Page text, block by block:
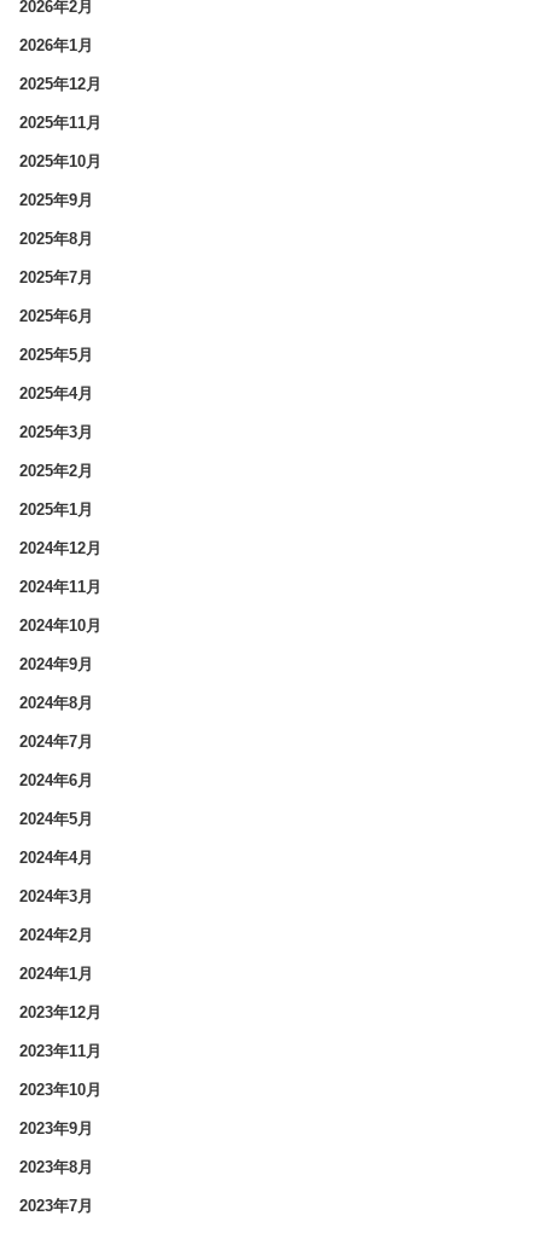
2026年2月
2026年1月
2025年12月
2025年11月
2025年10月
2025年9月
2025年8月
2025年7月
2025年6月
2025年5月
2025年4月
2025年3月
2025年2月
2025年1月
2024年12月
2024年11月
2024年10月
2024年9月
2024年8月
2024年7月
2024年6月
2024年5月
2024年4月
2024年3月
2024年2月
2024年1月
2023年12月
2023年11月
2023年10月
2023年9月
2023年8月
2023年7月